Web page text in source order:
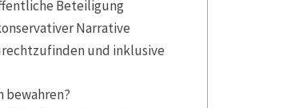
Beteiligung
Narrative
und inklusive